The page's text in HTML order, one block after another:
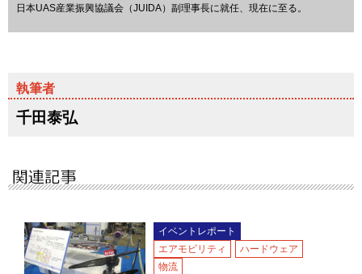
日本UAS産業振興協議会（JUIDA）副理事長に就任、現在に至る。
千田泰弘
イベントレポート
エアモビリティ
ハードウェア
物流